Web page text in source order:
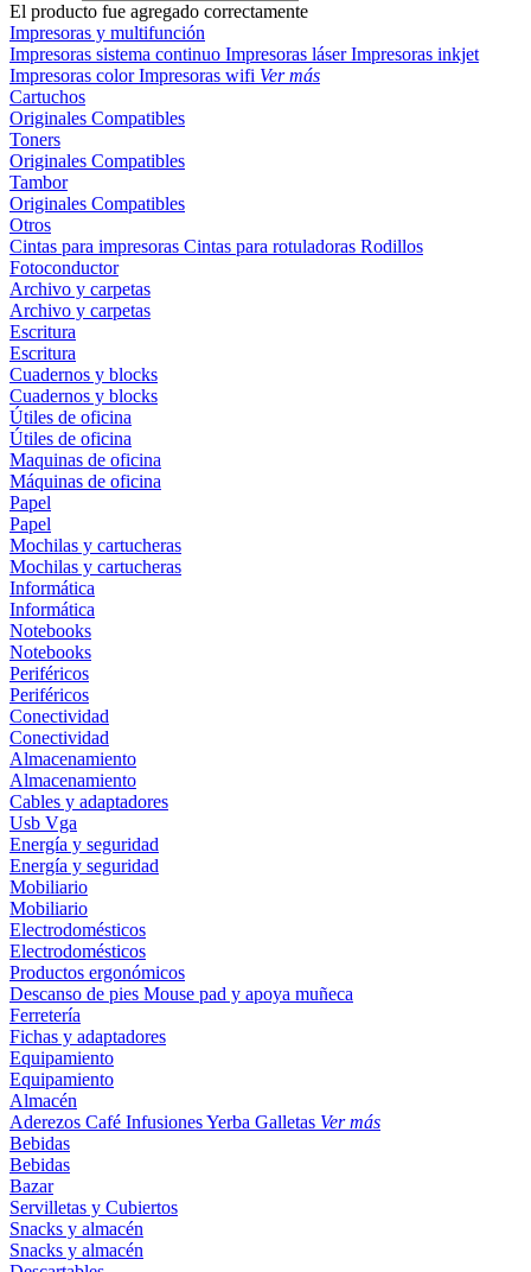
El producto fue agregado correctamente
Impresoras y multifunción
Impresoras sistema continuo Impresoras láserImpresoras inkjet
Impresoras colorImpresoras wifi Ver más
Cartuchos
Originales Compatibles
Toners
Originales Compatibles
Tambor
Originales Compatibles
Otros
Cintas para impresoras Cintas para rotuladoras Rodillos
Fotoconductor
Archivo y carpetas
Archivo y carpetas
Escritura
Escritura
Cuadernos y blocks
Cuadernos y blocks
Útiles de oficina
Útiles de oficina
Maquinas de oficina
Máquinas de oficina
Papel
Papel
Mochilas y cartucheras
Mochilas y cartucheras
Informática
Informática
Notebooks
Notebooks
Periféricos
Periféricos
Conectividad
Conectividad
Almacenamiento
Almacenamiento
Cables y adaptadores
Usb Vga
Energía y seguridad
Energía y seguridad
Mobiliario
Mobiliario
Electrodomésticos
Electrodomésticos
Productos ergonómicos
Descanso de pies Mouse pad y apoya muñeca
Ferretería
Fichas y adaptadores
Equipamiento
Equipamiento
Almacén
Aderezos Café InfusionesYerba Galletas Ver más
Bebidas
Bebidas
Bazar
Servilletas y Cubiertos
Snacks y almacén
Snacks y almacén